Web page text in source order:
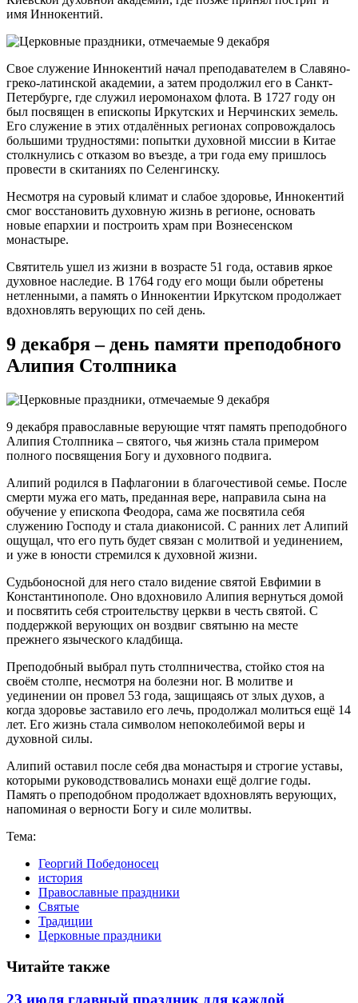
имя Иннокентий.
Свое служение Иннокентий начал преподавателем в Славяно-
греко-латинской академии, а затем продолжил его в Санкт-
Петербурге, где служил иеромонахом флота. В 1727 году он
был посвящен в епископы Иркутских и Нерчинских земель.
Его служение в этих отдалённых регионах сопровождалось
большими трудностями: попытки духовной миссии в Китае
столкнулись с отказом во въезде, а три года ему пришлось
провести в скитаниях по Селенгинску.
Несмотря на суровый климат и слабое здоровье, Иннокентий
смог восстановить духовную жизнь в регионе, основать
новые епархии и построить храм при Вознесенском
монастыре.
Святитель ушел из жизни в возрасте 51 года, оставив яркое
духовное наследие. В 1764 году его мощи были обретены
нетленными, а память о Иннокентии Иркутском продолжает
вдохновлять верующих по сей день.
9 декабря – день памяти преподобного
Алипия Столпника
9 декабря православные верующие чтят память преподобного
Алипия Столпника – святого, чья жизнь стала примером
полного посвящения Богу и духовного подвига.
Алипий родился в Пафлагонии в благочестивой семье. После
смерти мужа его мать, преданная вере, направила сына на
обучение у епископа Феодора, сама же посвятила себя
служению Господу и стала диаконисой. С ранних лет Алипий
ощущал, что его путь будет связан с молитвой и уединением,
и уже в юности стремился к духовной жизни.
Судьбоносной для него стало видение святой Евфимии в
Константинополе. Оно вдохновило Алипия вернуться домой
и посвятить себя строительству церкви в честь святой. С
поддержкой верующих он воздвиг святыню на месте
прежнего языческого кладбища.
Преподобный выбрал путь столпничества, стойко стоя на
своём столпе, несмотря на болезни ног. В молитве и
уединении он провел 53 года, защищаясь от злых духов, а
когда здоровье заставило его лечь, продолжал молиться ещё 14
лет. Его жизнь стала символом непоколебимой веры и
духовной силы.
Алипий оставил после себя два монастыря и строгие уставы,
которыми руководствовались монахи ещё долгие годы.
Память о преподобном продолжает вдохновлять верующих,
напоминая о верности Богу и силе молитвы.
Тема:
Георгий Победоносец
история
Православные праздники
Святые
Традиции
Церковные праздники
Читайте также
23 июля главный праздник для каждой